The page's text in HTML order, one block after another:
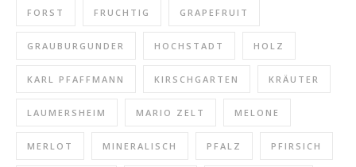
FORST FRUCHTIG GRAPEFRUIT
GRAUBURGUNDER HOCHSTADT HOLZ
KARL PFAFFMANN KIRSCHGARTEN KRÄUTER
LAUMERSHEIM MARIO ZELT MELONE
MERLOT MINERALISCH PFALZ PFIRSICH